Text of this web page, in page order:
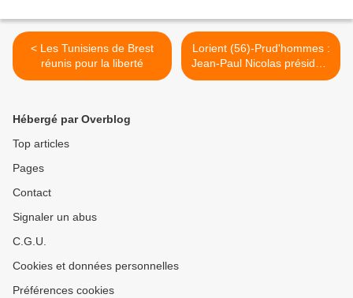
< Les Tunisiens de Brest
réunis pour la liberté
Lorient (56)-Prud'hommes :
Jean-Paul Nicolas président
>
Hébergé par Overblog
Top articles
Pages
Contact
Signaler un abus
C.G.U.
Cookies et données personnelles
Préférences cookies